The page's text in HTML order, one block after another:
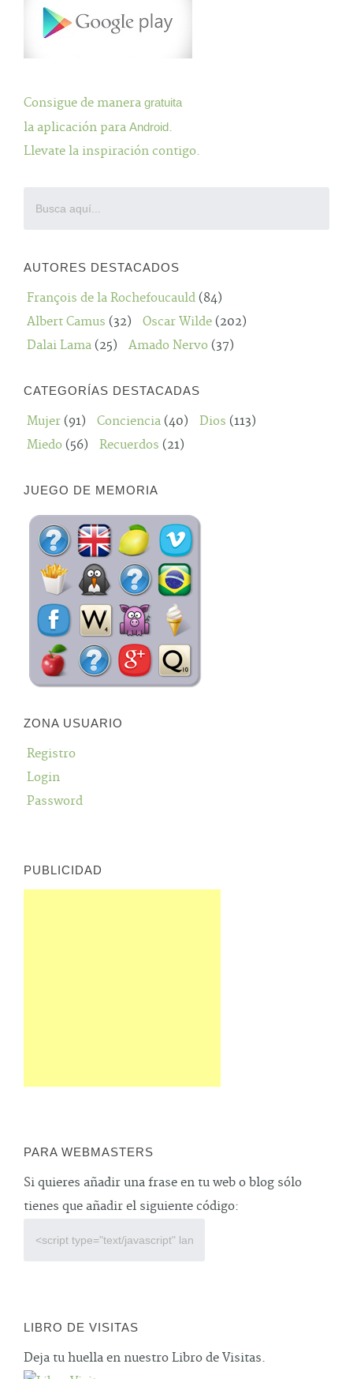
Consigue de manera gratuita
la aplicación para Android.
Llevate la inspiración contigo.
AUTORES DESTACADOS
François de la Rochefoucauld (84)
Albert Camus (32) Oscar Wilde (202)
Dalai Lama (25) Amado Nervo (37)
CATEGORÍAS DESTACADAS
Mujer (91) Conciencia (40) Dios (113)
Miedo (56) Recuerdos (21)
JUEGO DE MEMORIA
ZONA USUARIO
Registro
Login
Password
PUBLICIDAD
PARA WEBMASTERS
Si quieres añadir una frase en tu web o blog sólo
tienes que añadir el siguiente código:
LIBRO DE VISITAS
Deja tu huella en nuestro Libro de Visitas.